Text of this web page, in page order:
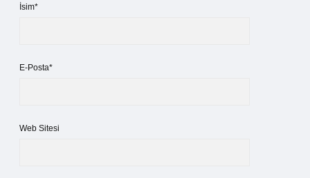
İsim*
E-Posta*
Web Sitesi